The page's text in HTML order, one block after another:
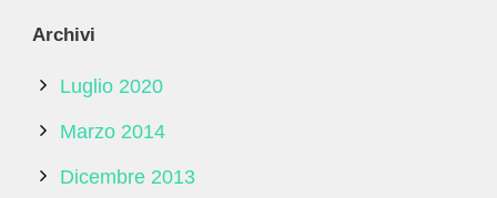
Archivi
Luglio 2020
Marzo 2014
Dicembre 2013